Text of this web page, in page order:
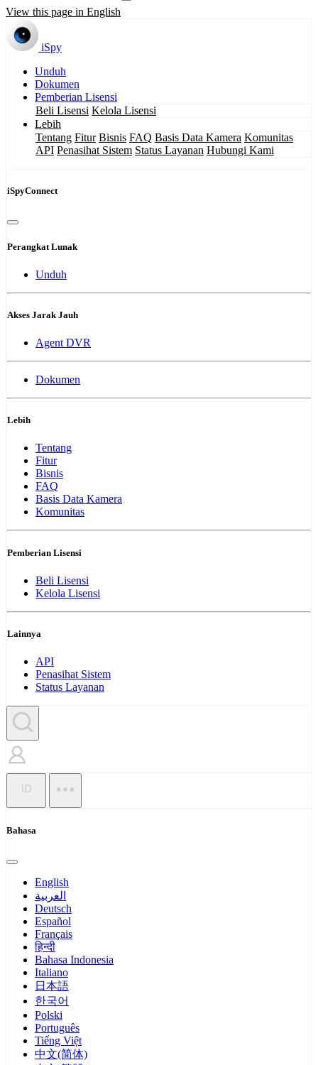
View this page in English
iSpy
Unduh
Dokumen
Pemberian Lisensi
Beli Lisensi Kelola Lisensi
Lebih
Tentang Fitur Bisnis FAQ Basis Data Kamera Komunitas
API Penasihat Sistem Status Layanan Hubungi Kami
iSpyConnect
Perangkat Lunak
Unduh
Akses Jarak Jauh
Agent DVR
Dokumen
Lebih
Tentang
Fitur
Bisnis
FAQ
Basis Data Kamera
Komunitas
Pemberian Lisensi
Beli Lisensi
Kelola Lisensi
Lainnya
API
Penasihat Sistem
Status Layanan
ID
Bahasa
English
العربية
Deutsch
Español
Français
हिन्दी
Bahasa Indonesia
Italiano
日本語
한국어
Polski
Português
Tiếng Việt
中文(简体)